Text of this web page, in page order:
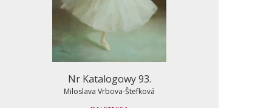
Nr Katalogowy 93.
Miloslava Vrbova-Štefková